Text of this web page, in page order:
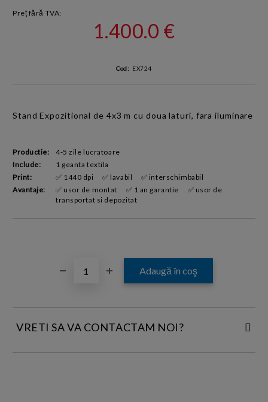
Preț fără TVA:
1.400.0 €
Cod: EX724
Stand Expozitionalde 4x3 mcu doua laturi, fara iluminare
Productie:
4-5 zile lucratoare
Include:
1 geanta textila
Print:
✅ 1440 dpi ✅ lavabil
✅ interschimbabil
Avantaje:
✅ usor de montat ✅ 1 an garantie
✅ usor de
transportat si depozitat
VRETI SA VA CONTACTAM NOI?